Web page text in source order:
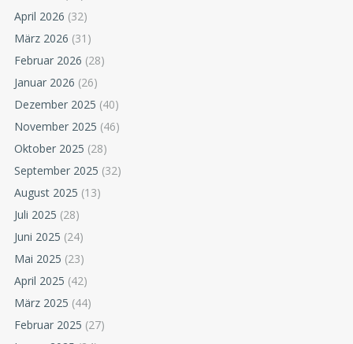
April 2026 (32)
März 2026 (31)
Februar 2026 (28)
Januar 2026 (26)
Dezember 2025 (40)
November 2025 (46)
Oktober 2025 (28)
September 2025 (32)
August 2025 (13)
Juli 2025 (28)
Juni 2025 (24)
Mai 2025 (23)
April 2025 (42)
März 2025 (44)
Februar 2025 (27)